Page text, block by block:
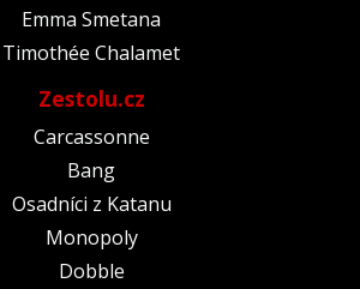
Emma Smetana
Timothée Chalamet
Zestolu.cz
Carcassonne
Bang
Osadníci z Katanu
Monopoly
Dobble